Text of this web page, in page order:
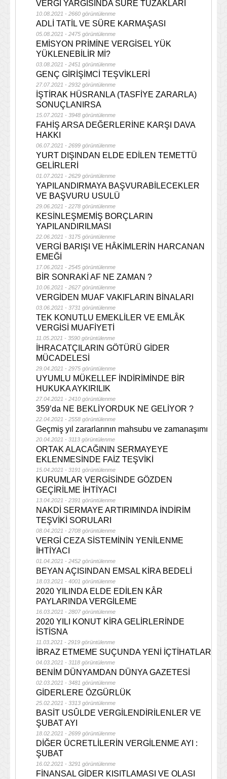
VERGİ YARGISINDA SÜRE TUZAKLARI
10.08.2021 - 2660 görüntülenme
ADLİ TATİL VE SÜRE KARMAŞASI
05.08.2021 - 2475 görüntülenme
EMİSYON PRİMİNE VERGİSEL YÜK
YÜKLENEBİLİR Mİ?
03.08.2021 - 2451 görüntülenme
GENÇ GİRİŞİMCİ TEŞVİKLERİ
27.07.2021 - 2932 görüntülenme
İŞTİRAK HÜSRANLA (TASFİYE ZARARLA)
SONUÇLANIRSA
15.07.2021 - 3948 görüntülenme
FAHİŞ ARSA DEĞERLERİNE KARŞI DAVA
HAKKI
06.07.2021 - 2699 görüntülenme
YURT DIŞINDAN ELDE EDİLEN TEMETTÜ
GELİRLERİ
01.07.2021 - 2629 görüntülenme
YAPILANDIRMAYA BAŞVURABİLECEKLER
VE BAŞVURU USULÜ
29.06.2021 - 2278 görüntülenme
KESİNLEŞMEMİŞ BORÇLARIN
YAPILANDIRILMASI
22.06.2021 - 3175 görüntülenme
VERGİ BARIŞI VE HÂKİMLERİN HARCANAN
EMEĞİ
17.06.2021 - 2545 görüntülenme
BİR SONRAKİ AF NE ZAMAN ?
10.06.2021 - 2627 görüntülenme
VERGİDEN MUAF VAKIFLARIN BİNALARI
03.06.2021 - 3731 görüntülenme
TEK KONUTLU EMEKLİLER VE EMLÂK
VERGİSİ MUAFİYETİ
11.05.2021 - 3590 görüntülenme
İHRACATÇILARIN GÖTÜRÜ GİDER
MÜCADELESİ
29.04.2021 - 2975 görüntülenme
UYUMLU MÜKELLEF İNDİRİMİNDE BİR
HUKUKA AYKIRILIK
27.04.2021 - 2410 görüntülenme
359’da NE BEKLİYORDUK NE GELİYOR ?
22.04.2021 - 2558 görüntülenme
Geçmiş yıl zararlarının mahsubu ve zamanaşımı
20.04.2021 - 3113 görüntülenme
ORTAK ALACAĞININ SERMAYEYE
EKLENMESİNDE FAİZ TEŞVİKİ
15.04.2021 - 3191 görüntülenme
KURUMLAR VERGİSİNDE GÖZDEN
GEÇİRİLME İHTİYACI
13.04.2021 - 2391 görüntülenme
NAKDİ SERMAYE ARTIRIMINDA İNDİRİM
TEŞVİKİ SORULARI
08.04.2021 - 2708 görüntülenme
VERGİ CEZA SİSTEMİNİN YENİLENME
İHTİYACI
01.04.2021 - 2452 görüntülenme
BEYAN AÇISINDAN EMSAL KİRA BEDELİ
18.03.2021 - 4001 görüntülenme
2020 YILINDA ELDE EDİLEN KÂR
PAYLARINDA VERGİLEME
16.03.2021 - 2807 görüntülenme
2020 YILI KONUT KİRA GELİRLERİNDE
İSTİSNA
11.03.2021 - 2919 görüntülenme
İBRAZ ETMEME SUÇUNDA YENİ İÇTİHATLAR
04.03.2021 - 3118 görüntülenme
BENİM DÜNYAMDAN DÜNYA GAZETESİ
02.03.2021 - 3481 görüntülenme
GİDERLERE ÖZGÜRLÜK
25.02.2021 - 3313 görüntülenme
BASİT USÛLDE VERGİLENDİRİLENLER VE
ŞUBAT AYI
18.02.2021 - 2699 görüntülenme
DİĞER ÜCRETLİLERİN VERGİLENME AYI :
ŞUBAT
16.02.2021 - 3291 görüntülenme
FİNANSAL GİDER KISITLAMASI VE OLASI